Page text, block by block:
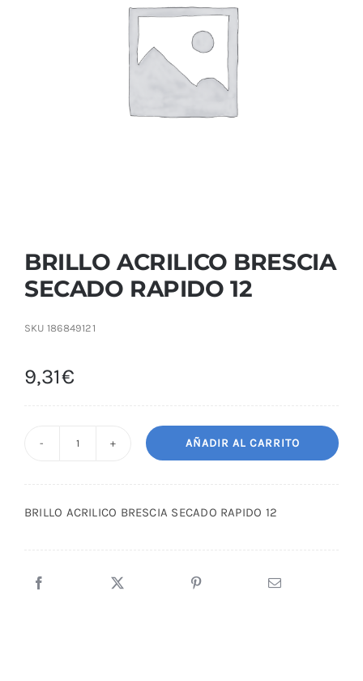
BRILLO ACRILICO BRESCIA
SECADO RAPIDO 12
SKU 186849121
9,31€
SECADO
cantidad
AÑADIR AL CARRITO
BRILLO ACRILICO BRESCIA SECADO RAPIDO 12